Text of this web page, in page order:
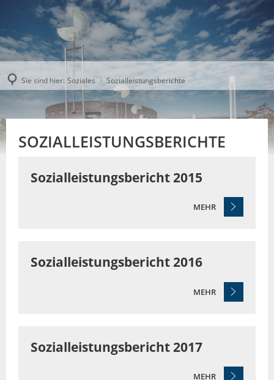
Sie sind hier: Soziales Sozialleistungsberichte
SOZIALLEISTUNGSBERICHTE
Sozialleistungsbericht 2015
MEHR
Sozialleistungsbericht 2016
MEHR
Sozialleistungsbericht 2017
MEHR